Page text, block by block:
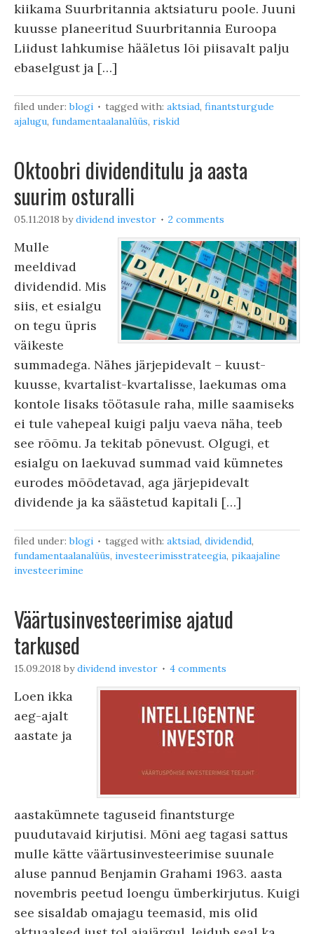
kiikama Suurbritannia aktsiaturu poole. Juuni
kuusse planeeritud Suurbritannia Euroopa
Liidust lahkumise hääletus lõi piisavalt palju
ebaselgust ja […]
filed under:blogi tagged with: aktsiad, finantsturgude
ajalugu, fundamentaalanalüüs, riskid
Oktoobri dividenditulu ja aasta
suurim osturalli
05.11.2018 bydividend investor 2 comments
Mulle
meeldivad
dividendid. Mis
siis, et esialgu
on tegu üpris
väikeste
summadega. Nähes järjepidevalt – kuust-
kuusse, kvartalist-kvartalisse, laekumas oma
kontole lisaks töötasule raha, mille saamiseks
ei tule vahepeal kuigi palju vaeva näha, teeb
see rõõmu. Ja tekitab põnevust. Olgugi, et
esialgu on laekuvad summad vaid kümnetes
eurodes mõõdetavad, aga järjepidevalt
dividende ja ka säästetud kapitali […]
filed under:blogi tagged with: aktsiad, dividendid,
fundamentaalanalüüs, investeerimisstrateegia, pikaajaline
investeerimine
Väärtusinvesteerimise ajatud
tarkused
15.09.2018 bydividend investor 4 comments
Loen ikka
aeg-ajalt
aastate ja
aastakümnete taguseid finantsturge
puudutavaid kirjutisi. Mõni aeg tagasi sattus
mulle kätte väärtusinvesteerimise suunale
aluse pannud Benjamin Grahami 1963. aasta
novembris peetud loengu ümberkirjutus. Kuigi
see sisaldab omajagu teemasid, mis olid